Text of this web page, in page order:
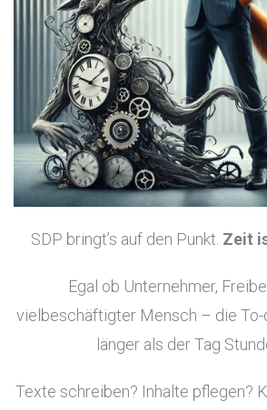
SDP bringt’s auf den Punkt. Zeit
Egal ob Unternehmer,
vielbeschäftigter Mensch – die
länger als der Tag
Texte schreiben? Inhalte pflegen?